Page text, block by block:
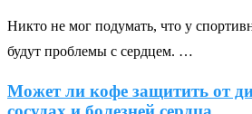
Никто не мог подумать, что у
будут проблемы с сердцем. …
Может ли кофе защитить от